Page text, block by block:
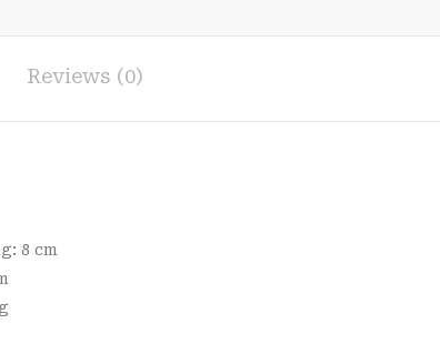
Reviews (0)
8 cm